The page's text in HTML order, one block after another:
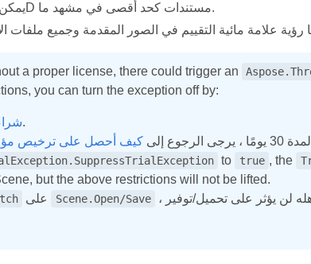
يمكن للمستخدمين فقط توفير 50 3D مستندات كحد أقصى في مشهد ما.
a proper license, there could trigger an
you can turn the exception off by:
.
إلى
كيف أحصل على ترخيص
to true , the
but the above restrictions will not be lifted.
Scene.Open/Save
، وهذا الاستثناء هو مجرد إشعار ، وتجاهله لن يؤثر على تحميل/توفير